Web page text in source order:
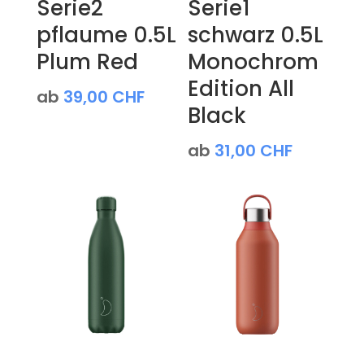
Serie2
pflaume 0.5L
Plum Red
ab 39,00 CHF
Serie1
schwarz 0.5L
Monochrom
Edition All
Black
ab 31,00 CHF